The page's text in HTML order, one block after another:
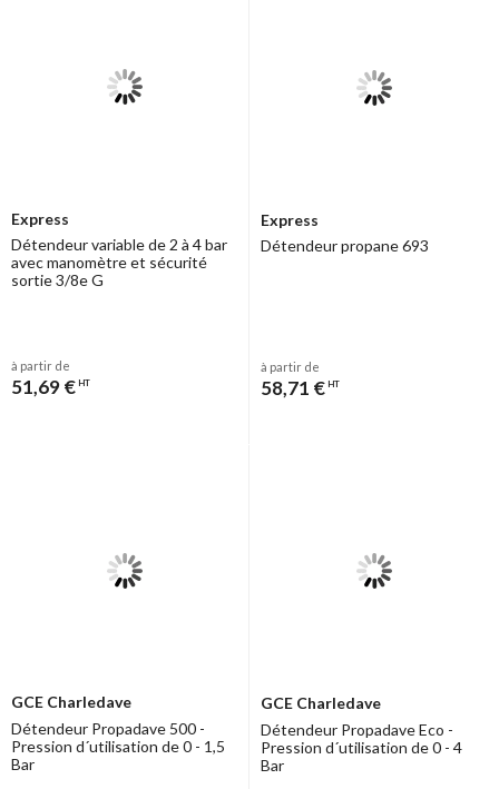
Express
Détendeur variable de 2 à 4 bar
avec manomètre et sécurité
sortie 3/8e G
à partir de
51,69 € HT
Express
Détendeur propane 693
à partir de
58,71 € HT
GCE Charledave
Détendeur Propadave 500 -
Pression d´utilisation de 0 - 1,5
Bar
GCE Charledave
Détendeur Propadave Eco -
Pression d´utilisation de 0 - 4
Bar